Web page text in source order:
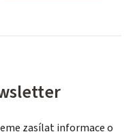
zasílat informace o